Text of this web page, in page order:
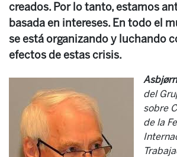
creados. Por lo tanto, estamos
basada en intereses. En todo el
se está organizando y luchando
efectos de estas crisis.
del
sobre
de la